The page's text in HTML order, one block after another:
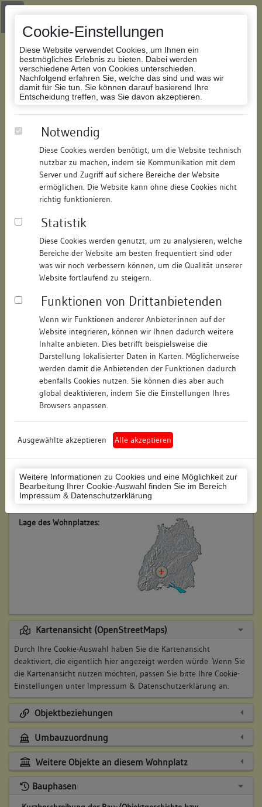
Cookie-Einstellungen
Diese Website verwendet Cookies, um Ihnen ein
bestmögliches Erlebnis zu bieten. Dabei werden
verschiedene Arten von Cookies unterschieden.
Nachfolgend erfahren Sie, welche das sind und was wir
damit für Sie tun. Sie können darauf basierend Ihre
Entscheidung treffen, was Sie davon akzeptieren.
Notwendig
Diese Cookies werden benötigt, um die Website technisch
nutzbar zu machen, indem sie Kommunikation mit dem
Server und Zugriff auf sichere Bereiche der Website
ermöglichen. Die Website kann ohne diese Cookies nicht
richtig funktionieren.
Statistik
Diese Cookies werden genutzt, um zu analysieren, welche
Bereiche der Website am besten frequentiert sind oder
was wir noch verbessern können, um die Qualität unserer
Website fortlaufend zu steigern.
Funktionen von Drittanbietenden
Wenn wir Funktionen anderer Anbieter:innen auf der
Website integrieren, können wir Ihnen dadurch weitere
Inhalte anbieten. Dies betrifft beispielsweise die
Darstellung lokalisierter Daten in Karten. Möglicherweise
werden damit die Anbietenden der Funktionen dadurch
ebenfalls Cookies nutzen. Sie können dies aber auch
global deaktivieren, indem Sie die Einstellungen Ihres
Browsers anpassen.
Ausgewählte akzeptieren Alle akzeptieren
Weitere Informationen zu Cookies und eine Möglichkeit zur
Bearbeitung Ihrer Cookie-Auswahl finden Sie im Bereich
Impressum & Datenschutzerklärung
Zur Navigation springen
Zum Inhalt der Website springen
Datenbank Bauforschung/Restaurierung
einer nachträglich eingebauten
Kammer)
207356714012/Datum:11.01.2016
Datenbestand:
Bauforschung und Restaurierung
Alle Inhalte dieser Seite:
/
Objektdaten
Postleitzahl: 78652
Stadt-Teilort: Deißlingen-Laufen
Regierungsbezirk: Freiburg
8325072006
keine
Historischer Straßenname: keiner
Historische Gebäudenummer: keine
Lage des Wohnplatzes:
Kartenansicht (OpenStreetMaps)
Durch Ihre Cookie-Auswahl haben Sie die Kartenansicht
deaktiviert, die eigentlich hier angezeigt werden würde. Wenn Sie
die Kartenansicht nutzen möchten, passen Sie bitte Ihre Cookie-
Einstellungen unter Impressum & Datenschutzerklärung an.
Objektbeziehungen
Umbauzuordnung
Weitere Objekte an diesem Wohnplatz
Bauphasen